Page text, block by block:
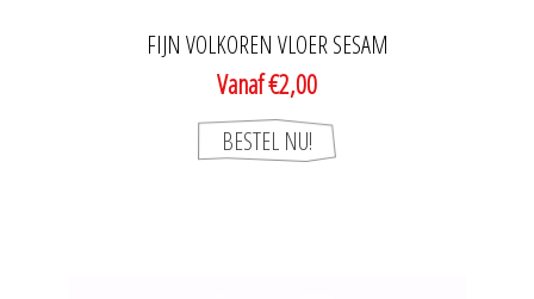
FIJN VOLKOREN VLOER SESAM
Vanaf €2,00